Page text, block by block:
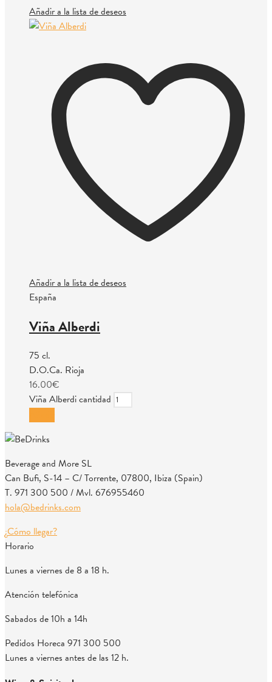
Añadir a la lista de deseos
Añadir a la lista de deseos
España
Viña Alberdi
75 cl.
D.O.Ca. Rioja
16.00€
Viña Alberdi cantidad
Beverage and More SL
Can Bufi, S-14 – C/ Torrente, 07800, Ibiza (Spain)
T. 971 300 500 / Mvl. 676955460
hola@bedrinks.com
¿Cómo llegar?
Horario
Lunes a viernes de 8 a 18 h.
Atención telefónica
Sabados de 10h a 14h
Pedidos Horeca 971 300 500
Lunes a viernes antes de las 12 h.